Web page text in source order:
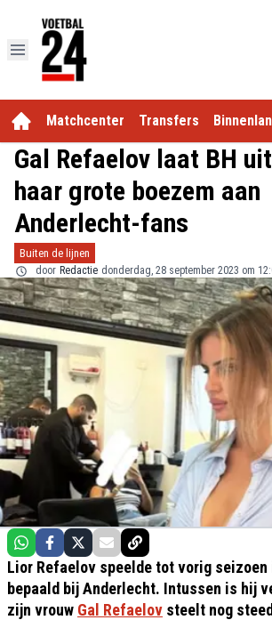
Matchcenter Transfers
Gal Refaelov laat BH
haar grote boezem aan
Anderlecht-fans
Buiten de lijnen
door Redactie donderdag, 28 september 2023 om
Lior Refaelov speelde tot vorig seizoen
bepaald bij Anderlecht. Intussen is hij
zijn vrouw Gal Refaelov steelt nog